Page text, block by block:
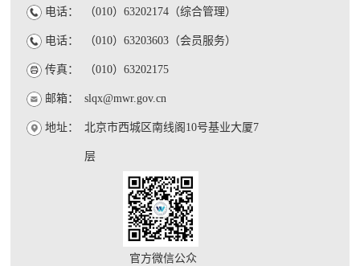
电话： （010）63202174（综合管理）
电话： （010）63203603（会员服务）
传真： （010）63202175
邮箱： slqx@mwr.gov.cn
地址： 北京市西城区南线阁10号基业大厦7
层
官方微信公众